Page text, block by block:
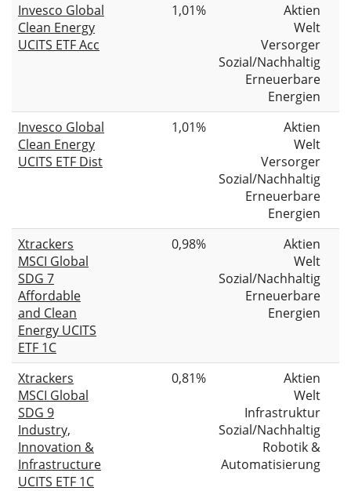
Invesco Global
Clean Energy
UCITS ETF Acc
1,01%
Aktien
Welt
Versorger
Sozial/Nachhaltig
Erneuerbare
Energien
Invesco Global
Clean Energy
UCITS ETF Dist
1,01%
Aktien
Welt
Versorger
Sozial/Nachhaltig
Erneuerbare
Energien
Xtrackers
MSCI Global
SDG 7
Affordable
and Clean
Energy UCITS
ETF 1C
0,98%
Aktien
Welt
Sozial/Nachhaltig
Erneuerbare
Energien
Xtrackers
MSCI Global
SDG 9
Industry,
Innovation &
Infrastructure
UCITS ETF 1C
0,81%
Aktien
Welt
Infrastruktur
Sozial/Nachhaltig
Robotik &
Automatisierung